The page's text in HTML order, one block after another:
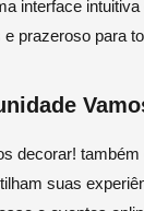
interface
e prazeroso para
decorar!
suas